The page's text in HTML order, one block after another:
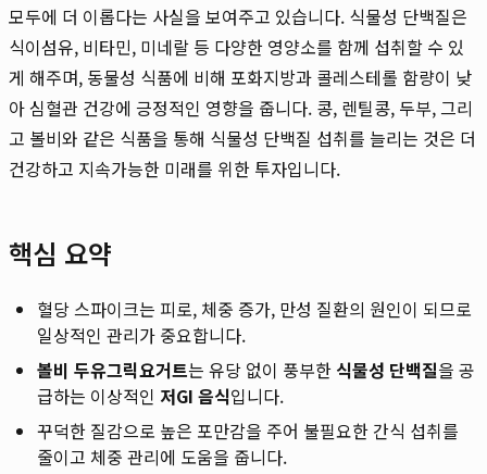
모두에 더 이롭다는 사실을 보여주고 있습니다. 식물성 단백질은
식이섬유, 비타민, 미네랄 등 다양한 영양소를 함께 섭취할 수 있
게 해주며, 동물성 식품에 비해 포화지방과 콜레스테롤 함량이 낮
아 심혈관 건강에 긍정적인 영향을 줍니다. 콩, 렌틸콩, 두부, 그리
고 볼비와 같은 식품을 통해 식물성 단백질 섭취를 늘리는 것은 더
건강하고 지속가능한 미래를 위한 투자입니다.
핵심 요약
혈당 스파이크는 피로, 체중 증가, 만성 질환의 원인이 되므로
일상적인 관리가 중요합니다.
볼비 두유그릭요거트는 유당 없이 풍부한 식물성 단백질을 공
급하는 이상적인 저GI 음식입니다.
꾸덕한 질감으로 높은 포만감을 주어 불필요한 간식 섭취를
줄이고 체중 관리에 도움을 줍니다.